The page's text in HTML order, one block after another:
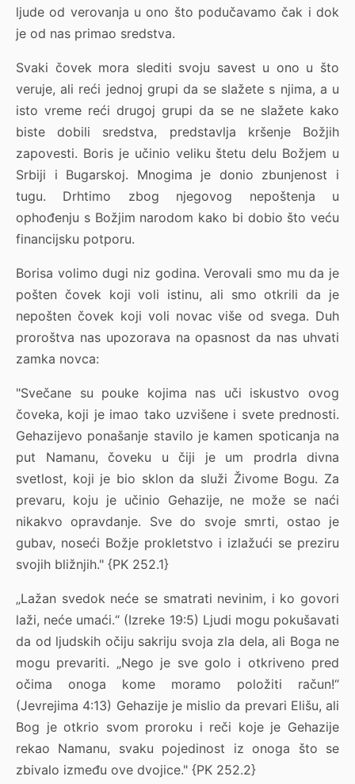
ljude od verovanja u ono što podučavamo čak i dok
je od nas primao sredstva.
Svaki čovek mora slediti svoju savest u ono u što
veruje, ali reći jednoj grupi da se slažete s njima, a u
isto vreme reći drugoj grupi da se ne slažete kako
biste dobili sredstva, predstavlja kršenje Božjih
zapovesti. Boris je učinio veliku štetu delu Božjem u
Srbiji i Bugarskoj. Mnogima je donio zbunjenost i
tugu. Drhtimo zbog njegovog nepoštenja u
ophođenju s Božjim narodom kako bi dobio što veću
financijsku potporu.
Borisa volimo dugi niz godina. Verovali smo mu da je
pošten čovek koji voli istinu, ali smo otkrili da je
nepošten čovek koji voli novac više od svega. Duh
proroštva nas upozorava na opasnost da nas uhvati
zamka novca:
"Svečane su pouke kojima nas uči iskustvo ovog
čoveka, koji je imao tako uzvišene i svete prednosti.
Gehazijevo ponašanje stavilo je kamen spoticanja na
put Namanu, čoveku u čiji je um prodrla divna
svetlost, koji je bio sklon da služi Živome Bogu. Za
prevaru, koju je učinio Gehazije, ne može se naći
nikakvo opravdanje. Sve do svoje smrti, ostao je
gubav, noseći Božje prokletstvo i izlažući se preziru
svojih bližnjih." {PK 252.1}
„Lažan svedok neće se smatrati nevinim, i ko govori
laži, neće umaći.“ (Izreke 19:5) Ljudi mogu pokušavati
da od ljudskih očiju sakriju svoja zla dela, ali Boga ne
mogu prevariti. „Nego je sve golo i otkriveno pred
očima onoga kome moramo položiti račun!“
(Jevrejima 4:13) Gehazije je mislio da prevari Elišu, ali
Bog je otkrio svom proroku i reči koje je Gehazije
rekao Namanu, svaku pojedinost iz onoga što se
zbivalo između ove dvojice." {PK 252.2}